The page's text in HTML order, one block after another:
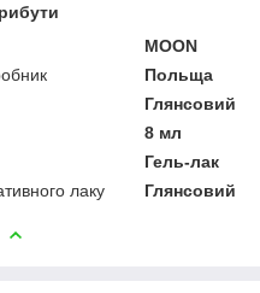
MOON
Польща
Глянсовий
8 мл
Гель-лак
лаку
Глянсовий